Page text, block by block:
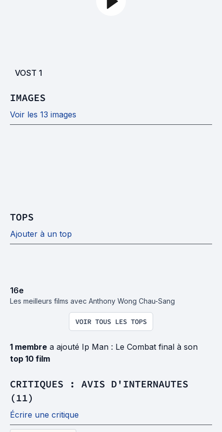
VOST 1
IMAGES
Voir les 13 images
TOPS
Ajouter à un top
16e
Les meilleurs films avec Anthony Wong Chau-Sang
VOIR TOUS LES TOPS
1 membre a ajouté Ip Man : Le Combat final à son
top 10 film
CRITIQUES : AVIS D'INTERNAUTES
(11)
Écrire une critique